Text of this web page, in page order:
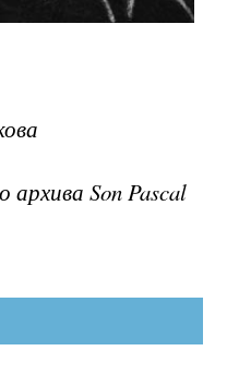
Son Pascal